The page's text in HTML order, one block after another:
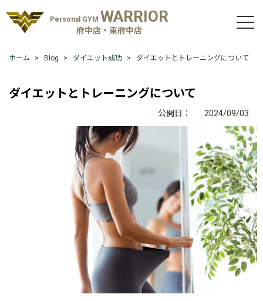
Personal GYM WARRIOR
府中店・東府中店
ホーム Blog ダイエット成功 ダイエットとトレーニングについて
ダイエットとトレーニングについて
公開日： 2024/09/03